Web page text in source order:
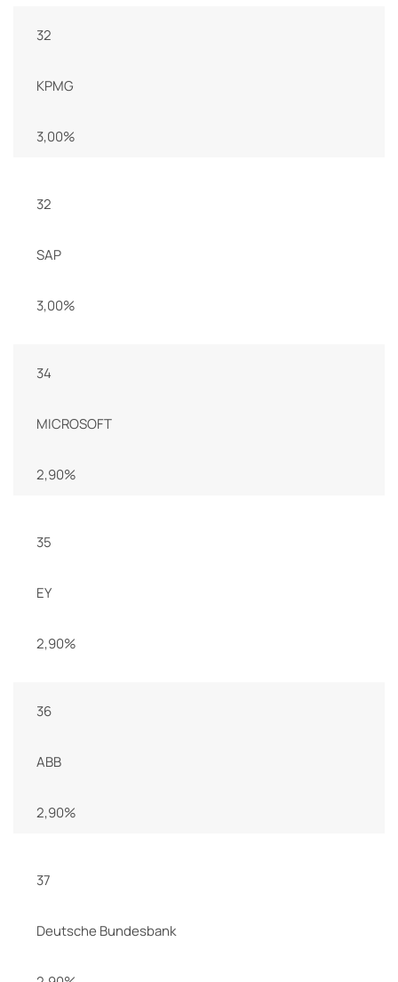
32
KPMG
3,00%
32
SAP
3,00%
34
MICROSOFT
2,90%
35
EY
2,90%
36
ABB
2,90%
37
Deutsche Bundesbank